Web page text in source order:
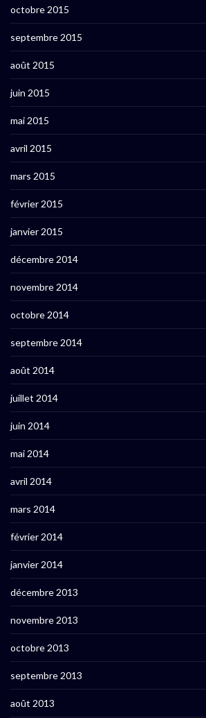
octobre 2015
septembre 2015
août 2015
juin 2015
mai 2015
avril 2015
mars 2015
février 2015
janvier 2015
décembre 2014
novembre 2014
octobre 2014
septembre 2014
août 2014
juillet 2014
juin 2014
mai 2014
avril 2014
mars 2014
février 2014
janvier 2014
décembre 2013
novembre 2013
octobre 2013
septembre 2013
août 2013